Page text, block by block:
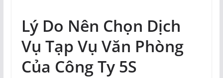
Lý Do Nên Chọn Dịch
Vụ Tạp Vụ Văn Phòng
Của Công Ty 5S